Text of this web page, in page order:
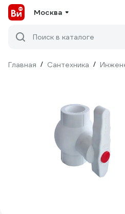
Москва
Поиск в каталоге
Главная / Сантехника /